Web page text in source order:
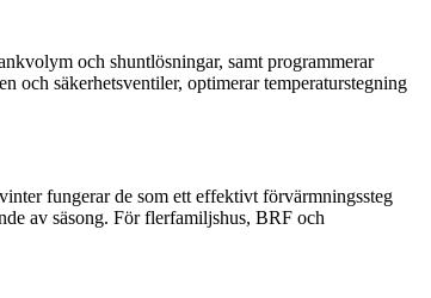
och shuntlösningar, samt programmerar
och säkerhetsventiler, optimerar temperaturstegning
fungerar de som ett effektivt förvärmningssteg
av säsong. För flerfamiljshus, BRF och